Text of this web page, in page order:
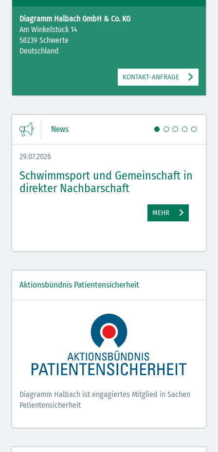
Diagramm Halbach GmbH & Co. KG
Am Winkelstück 14
58239 Schwerte
Deutschland
KONTAKT-ANFRAGE
News
29.07.2026
Schwimmsport und Gemeinschaft in
direkter Nachbarschaft
MEHR
Aktionsbündnis Patientensicherheit
Diagramm Halbach ist engagiertes Mitglied in Sachen
Patientensicherheit